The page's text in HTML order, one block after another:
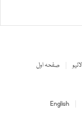
صفحہ اول لائیو
English